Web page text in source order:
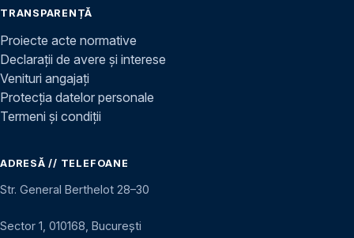
TRANSPARENȚĂ
Proiecte acte normative
Declarații de avere și interese
Venituri angajați
Protecția datelor personale
Termeni și condiții
ADRESĂ // TELEFOANE
Str. General Berthelot 28–30
Sector 1, 010168, București